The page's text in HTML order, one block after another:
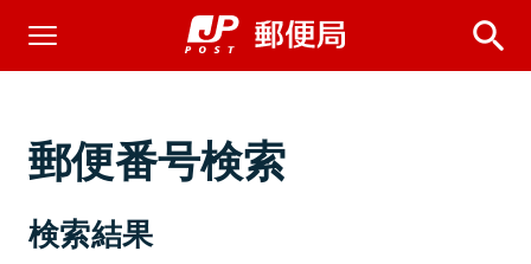
郵便番号検索
検索結果